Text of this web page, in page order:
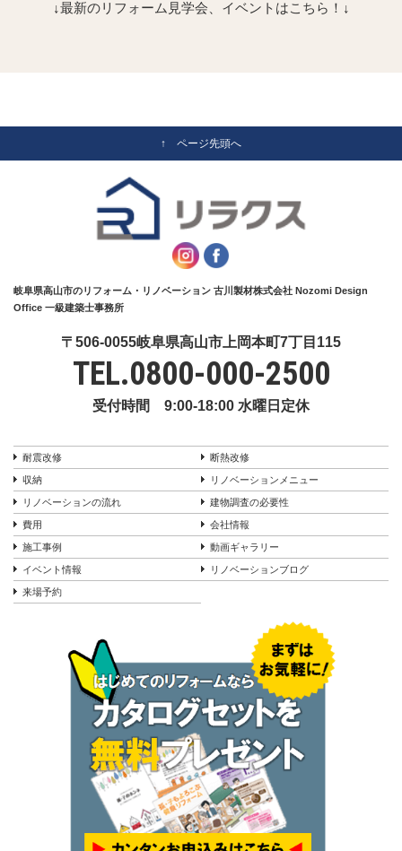
↓最新のリフォーム見学会、イベントはこちら！↓
↑ ページ先頭へ
岐阜県高山市のリフォーム・リノベーション 古川製材株式会社 Nozomi Design
Office 一級建築士事務所
〒506-0055岐阜県高山市上岡本町7丁目115
TEL.0800-000-2500
受付時間 9:00-18:00 水曜日定休
耐震改修 断熱改修
収納 リノベーションメニュー
リノベーションの流れ 建物調査の必要性
費用 会社情報
施工事例 動画ギャラリー
イベント情報 リノベーションブログ
来場予約